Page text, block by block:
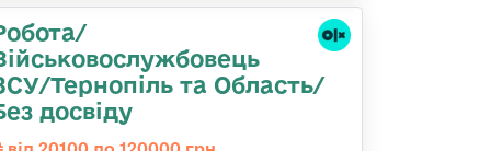
Тернопіль та Область/
досвіду